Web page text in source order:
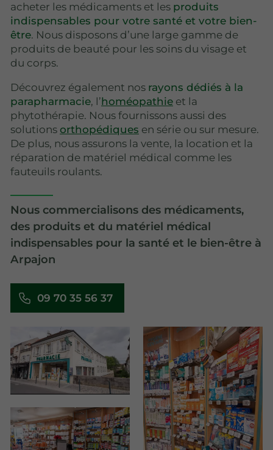
acheter les médicaments et les produits
indispensables pour votre santé et votre bien-
être. Nous disposons d’une large gamme de
produits de beauté pour les soins du visage et
du corps.
Découvrez également nos rayons dédiés à la
parapharmacie, l’homéopathie et la
phytothérapie. Nous fournissons aussi des
solutions orthopédiques en série ou sur mesure.
De plus, nous assurons la vente, la location et la
réparation de matériel médical comme les
fauteuils roulants.
Nous commercialisons des médicaments,
des produits et du matériel médical
indispensables pour la santé et le bien-être à
Arpajon
09 70 35 56 37